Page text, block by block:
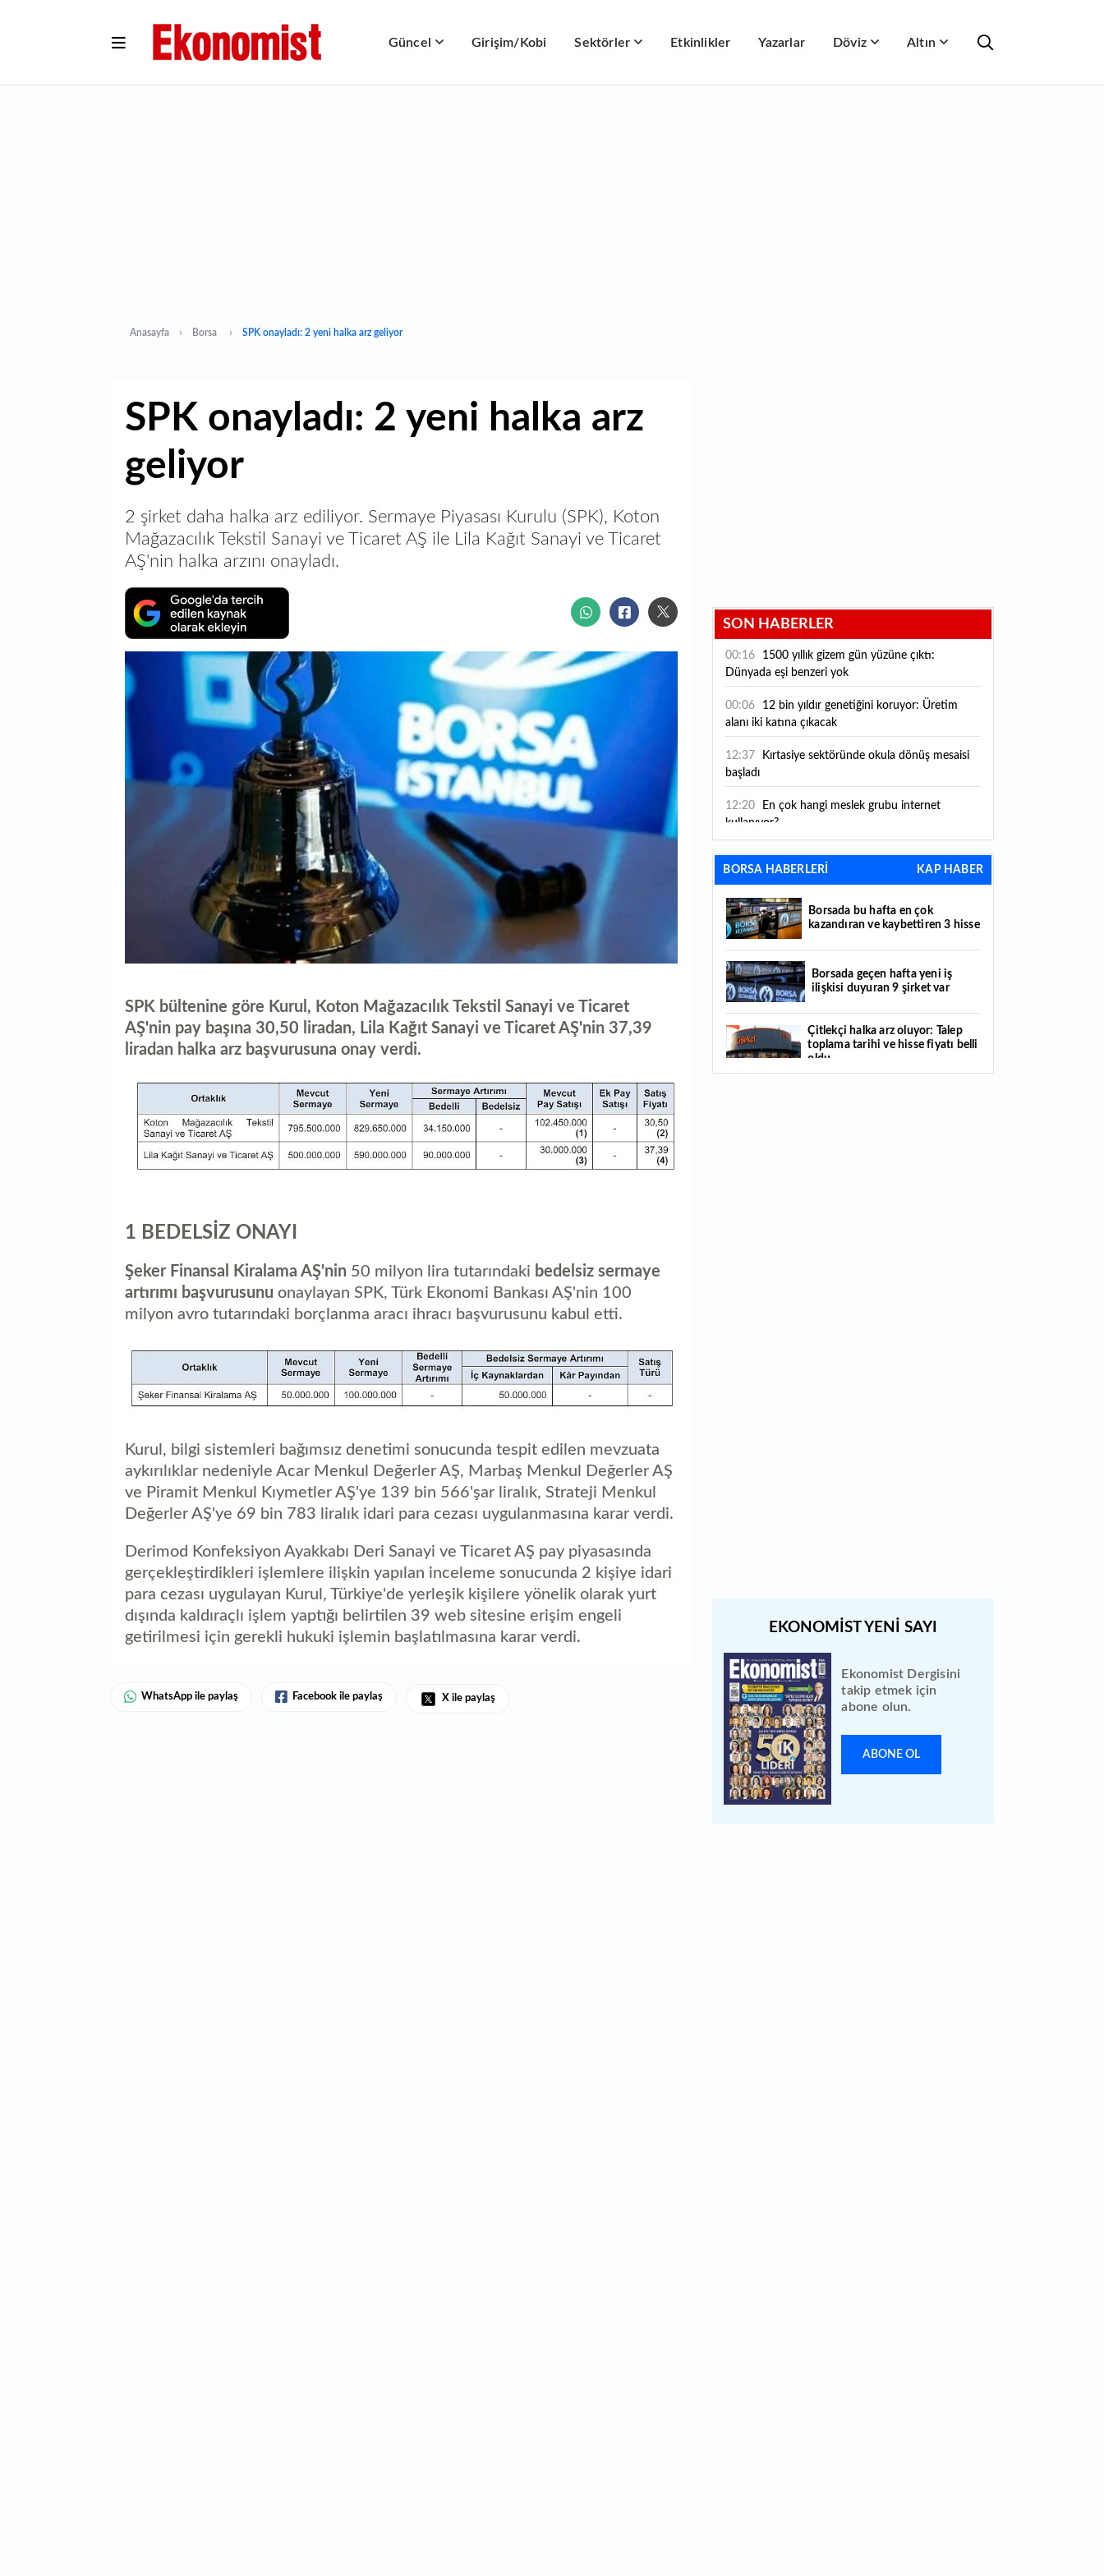
Güncel Girişim/Kobi Sektörler Etkinlikler Yazarlar Döviz Altın
Anasayfa Borsa SPK onayladı: 2 yeni halka arz geliyor
SPK onayladı: 2 yeni halka arz
geliyor
2 şirket daha halka arz ediliyor. Sermaye Piyasası Kurulu (SPK), Koton
Mağazacılık Tekstil Sanayi ve Ticaret AŞ ile Lila Kağıt Sanayi ve Ticaret
AŞ'nin halka arzını onayladı.
SPK bültenine göre Kurul, Koton Mağazacılık Tekstil Sanayi ve Ticaret
AŞ'nin pay başına 30,50 liradan, Lila Kağıt Sanayi ve Ticaret AŞ'nin 37,39
liradan halka arz başvurusuna onay verdi.
1 BEDELSİZ ONAYI
Şeker Finansal Kiralama AŞ'nin 50 milyon lira tutarındaki bedelsiz sermaye
artırımı başvurusunu onaylayan SPK, Türk Ekonomi Bankası AŞ'nin 100
milyon avro tutarındaki borçlanma aracı ihracı başvurusunu kabul etti.
Kurul, bilgi sistemleri bağımsız denetimi sonucunda tespit edilen mevzuata
aykırılıklar nedeniyle Acar Menkul Değerler AŞ, Marbaş Menkul Değerler AŞ
ve Piramit Menkul Kıymetler AŞ'ye 139 bin 566'şar liralık, Strateji Menkul
Değerler AŞ'ye 69 bin 783 liralık idari para cezası uygulanmasına karar verdi.
Derimod Konfeksiyon Ayakkabı Deri Sanayi ve Ticaret AŞ pay piyasasında
gerçekleştirdikleri işlemlere ilişkin yapılan inceleme sonucunda 2 kişiye idari
para cezası uygulayan Kurul, Türkiye'de yerleşik kişilere yönelik olarak yurt
dışında kaldıraçlı işlem yaptığı belirtilen 39 web sitesine erişim engeli
getirilmesi için gerekli hukuki işlemin başlatılmasına karar verdi.
WhatsApp ile paylaş Facebook ile paylaş X ile paylaş
SON HABERLER
00:16
Dünyada eşi benzeri yok
00:06
alanı iki katına çıkacak
12:37
başladı
12:20
kullanıyor?
12:05 Caine'in İran savaşından "çıkış yolu" aradığı
iddia edildi
11:54 "Esnaf ve sanatkara bu yılın ilk yarısında
yaklaşık 75 milyar lira finansman sağladık"
İstanbul'un yeni girişimcilik alanı
Carrier'ın paylarının tamamını devralıyor
11:34 Turizmcilerin yüzünü güldüren hareketlilik:
Festival bölgeye canlılık getirdi
BORSA HABERLERİ KAP HABER
Borsada bu hafta en çok
kazandıran ve kaybettiren 3 hisse
Borsada geçen hafta yeni iş
ilişkisi duyuran 9 şirket var
Çitlekçi halka arz oluyor: Talep
toplama tarihi ve hisse fiyatı belli
oldu
Ekonomist Dergisini
takip etmek için
abone olun.
ABONE OL